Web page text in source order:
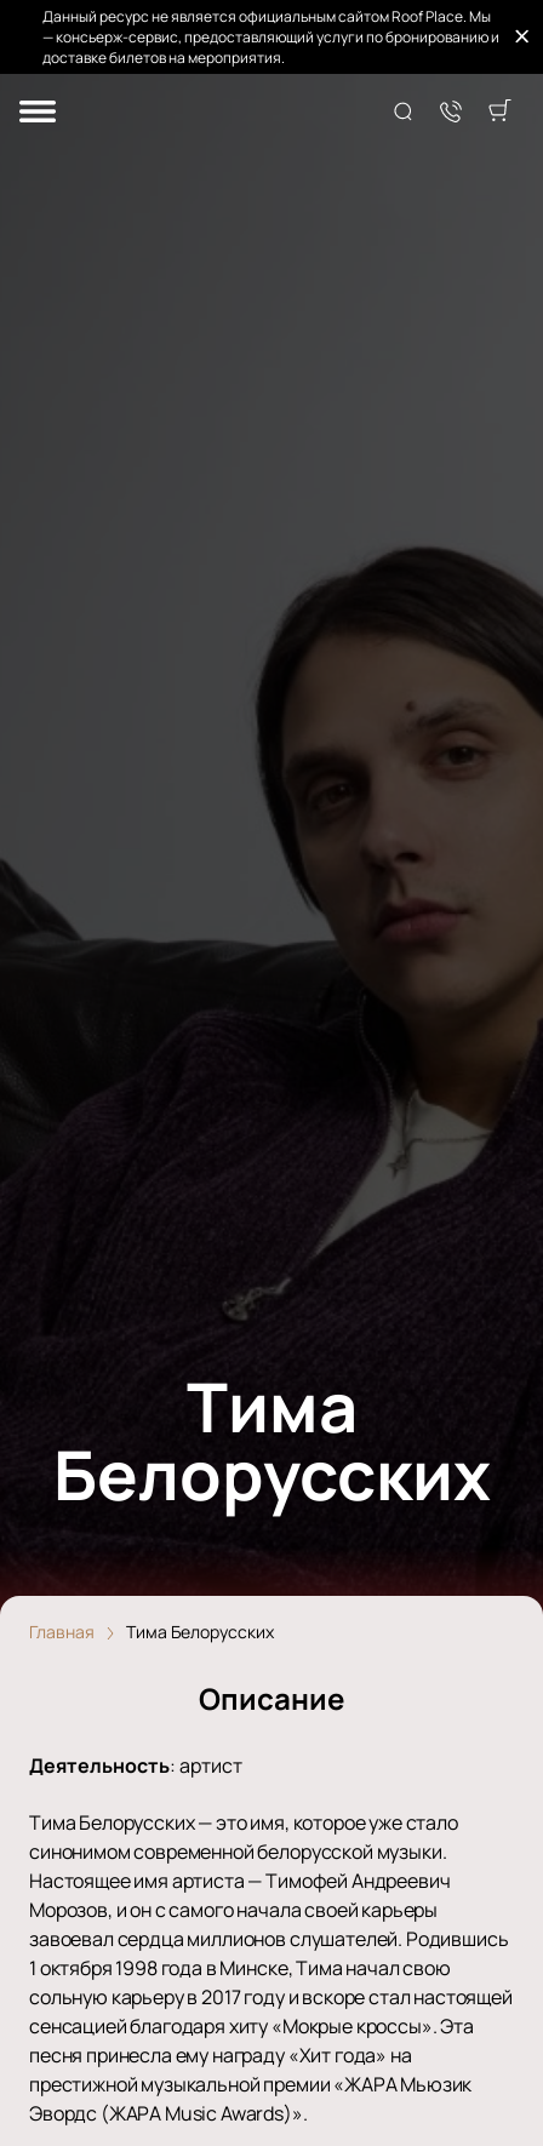
Данный ресурс не является официальным сайтом Roof Place. Мы
— консьерж-сервис, предоставляющий услуги по бронированию и
доставке билетов на мероприятия.
Тима
Белорусских
Главная Тима Белорусских
Описание
Деятельность:артист
Тима Белорусских — это имя, которое уже стало
синонимом современной белорусской музыки.
Настоящее имя артиста — Тимофей Андреевич
Морозов, и он с самого начала своей карьеры
завоевал сердца миллионов слушателей. Родившись
1 октября 1998 года в Минске, Тима начал свою
сольную карьеру в 2017 году и вскоре стал настоящей
сенсацией благодаря хиту «Мокрые кроссы». Эта
песня принесла ему награду «Хит года» на
престижной музыкальной премии «ЖАРА Мьюзик
Эвордс (ЖАРА Music Awards)».